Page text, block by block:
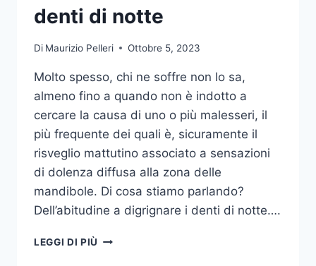
denti di notte
Di Maurizio Pelleri Ottobre 5, 2023
Molto spesso, chi ne soffre non lo sa,
almeno fino a quando non è indotto a
cercare la causa di uno o più malesseri, il
più frequente dei quali è, sicuramente il
risveglio mattutino associato a sensazioni
di dolenza diffusa alla zona delle
mandibole. Di cosa stiamo parlando?
Dell’abitudine a digrignare i denti di notte….
LEGGI DI PIÙ COME